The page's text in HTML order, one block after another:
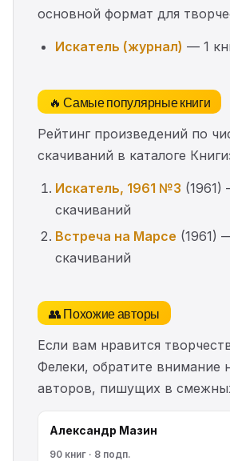
основной формат для
Искатель (журнал) — 1
🔥 Самые популярные книги
Рейтинг произведений по
скачиваний в каталоге
Искатель, 1961 №3
скачиваний
Встреча на Марсе (1961)
скачиваний
👥 Похожие авторы
Если вам нравится
Фелеки, обратите внимание
авторов, пишущих в
Александр Мазин
90 книг · 8 подп.